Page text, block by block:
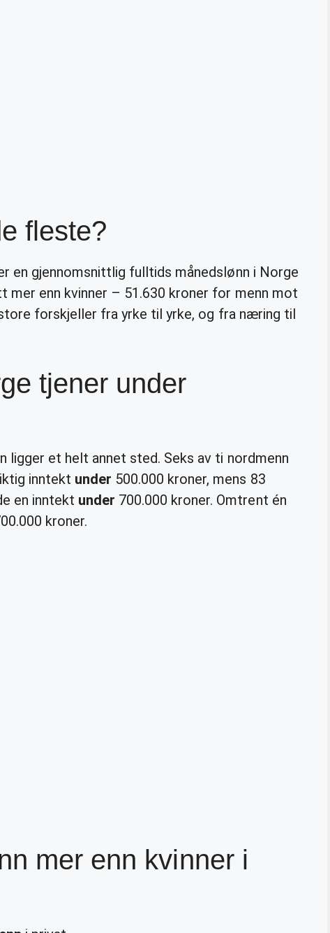
fleste?
en gjennomsnittlig fulltids månedslønn i Norge
mer enn kvinner – 51.630 kroner for menn mot
forskjeller fra yrke til yrke, og fra næring til
tjener under
et helt annet sted. Seks av ti nordmenn
inntekt under 500.000 kroner, mens 83
en inntekt under 700.000 kroner. Omtrent én
kroner.
mer enn kvinner i